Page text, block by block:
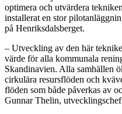
optimera och utvärdera
installerat en stor
på Henriksdalsberget.
– Utveckling av den här
värde för alla kommunala
Skandinavien. Alla samhällen
cirkulära resursflöden och
flöden som både påverkas av
Gunnar Thelin,